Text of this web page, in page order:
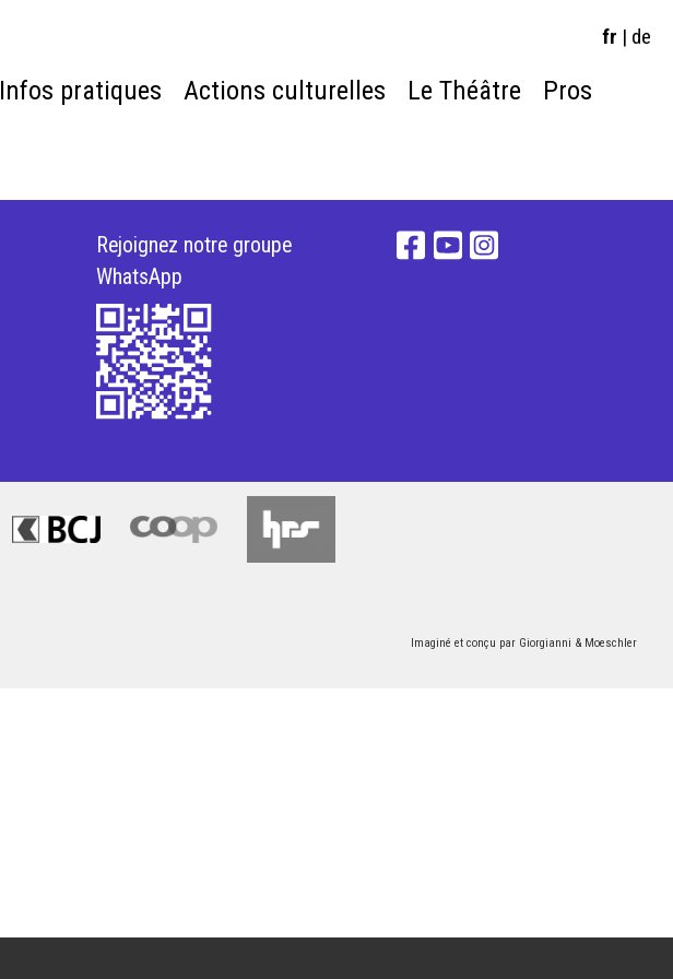
fr | de
Infos pratiques Actions culturelles Le Théâtre Pros
Rejoignez notre groupe
WhatsApp
Imaginé et conçu par Giorgianni & Moeschler